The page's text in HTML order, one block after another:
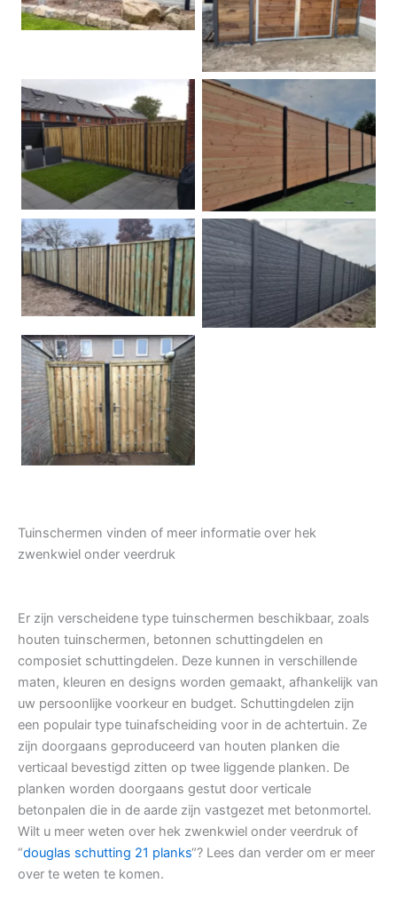
Dubbele poort
Betonpalen schutting Douglas
Hout beton schuttingen Rots motief antraciet
Tuindeur grenen
Tuinschermen vinden of meer informatie over hek
zwenkwiel onder veerdruk
Er zijn verscheidene type tuinschermen beschikbaar, zoals
houten tuinschermen, betonnen schuttingdelen en
composiet schuttingdelen. Deze kunnen in verschillende
maten, kleuren en designs worden gemaakt, afhankelijk van
uw persoonlijke voorkeur en budget. Schuttingdelen zijn
een populair type tuinafscheiding voor in de achtertuin. Ze
zijn doorgaans geproduceerd van houten planken die
verticaal bevestigd zitten op twee liggende planken. De
planken worden doorgaans gestut door verticale
betonpalen die in de aarde zijn vastgezet met betonmortel.
Wilt u meer weten over hek zwenkwiel onder veerdruk of
“douglas schutting 21 planks“? Lees dan verder om er meer
over te weten te komen.